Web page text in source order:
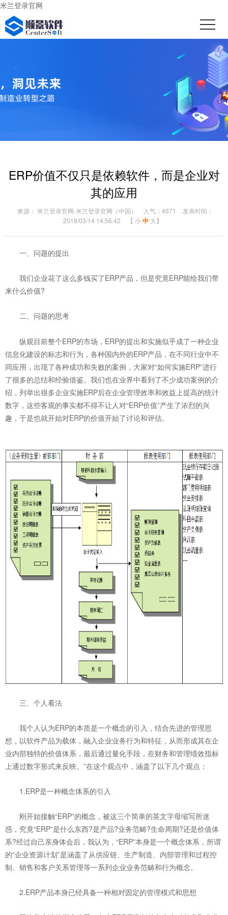
米兰登录官网
ERP价值不仅只是依赖软件，而是企业对
其的应用
来源： 米兰登录官网-米兰登录官网（中国） 人气：4671
发表时间：
2018/03/14 14:56:42
【 小中 大】
一、问题的提出
我们企业花了这么多钱买了ERP产品，但是究竟ERP能给我们带
来什么价值?
二、问题的思考
纵观目前整个ERP的市场，ERP的提出和实施似乎成了一种企业
信息化建设的标志和行为，各种国内外的ERP产品，在不同行业中不
同应用，出现了各种成功和失败的案例，大家对“如何实施ERP”进行
了很多的总结和经验借鉴。我们也在业界中看到了不少成功案例的介
绍，列举出很多企业实施ERP后在企业管理效率和效益上提高的统计
数字，这些客观的事实都不得不让人对“ERP价值”产生了浓烈的兴
趣，于是也就开始对ERP的价值开始了讨论和评估。
三、个人看法
我个人认为ERP的本质是一个概念的引入，结合先进的管理思
想，以软件产品为载体，融入企业业务行为和特征，从而形成其在企
业内部独特的价值体系，最后通过量化手段，在财务和管理绩效指标
上通过数字形式来反映。”在这个观点中，涵盖了以下几个观点：
1.ERP是一种概念体系的引入
刚开始接触“ERP”的概念，被这三个简单的英文字母缩写所迷
惑，究竟“ERP”是什么东西?是产品?业务范畴?生命周期?还是价值体
系?经过自己亲身体会后，我认为，“ERP”本身是一个概念体系，所谓
的“企业资源计划”是涵盖了从供应链、生产制造、内部管理和过程控
制、销售和客户关系管理等一系列企业业务范畴和行为概念。
2.ERP产品本身已经具备一种相对固定的管理模式和思想